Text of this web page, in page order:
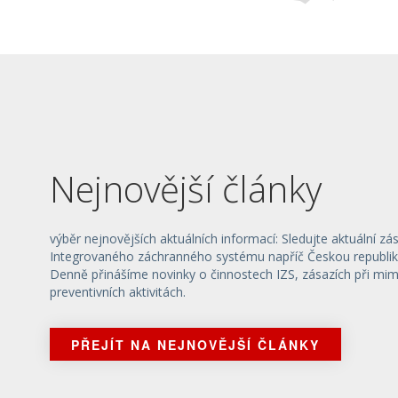
Nejnovější články
výběr nejnovějších aktuálních informací: Sledujte aktuální
Integrovaného záchranného systému napříč Českou
Denně přinášíme novinky o činnostech IZS, zásazích při
preventivních aktivitách.
PŘEJÍT NA NEJNOVĚJŠÍ ČLÁNKY